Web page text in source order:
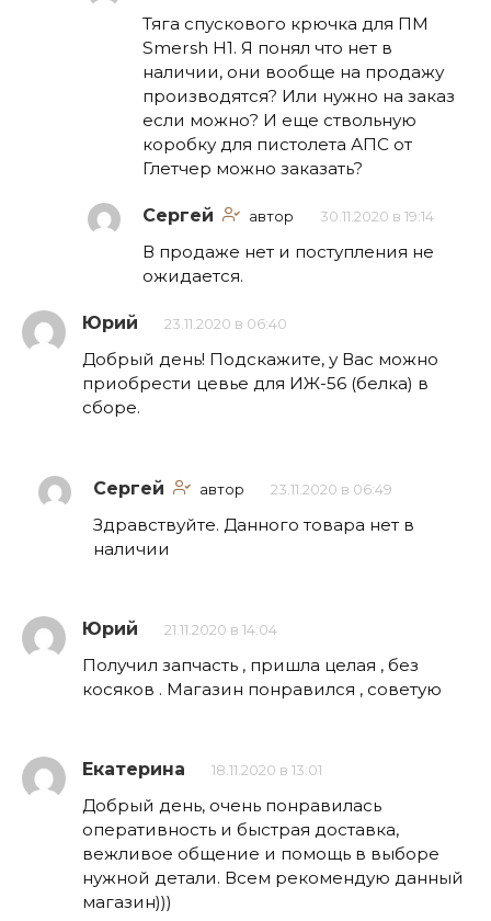
Тяга спускового крючка для ПМ
Smersh H1. Я понял что нет в
наличии, они вообще на продажу
производятся? Или нужно на заказ
если можно? И еще ствольную
коробку для пистолета АПС от
Глетчер можно заказать?
Сергей автор 30.11.2020 в 19:14
В продаже нет и поступления не
ожидается.
Юрий 23.11.2020 в 06:40
Добрый день! Подскажите, у Вас можно
приобрести цевье для ИЖ-56 (белка) в
сборе.
Сергей автор 23.11.2020 в 06:49
Здравствуйте. Данного товара нет в
наличии
Юрий 21.11.2020 в 14:04
Получил запчасть , пришла целая , без
косяков . Магазин понравился , советую
Екатерина 18.11.2020 в 13:01
Добрый день, очень понравилась
оперативность и быстрая доставка,
вежливое общение и помощь в выборе
нужной детали. Всем рекомендую данный
магазин)))